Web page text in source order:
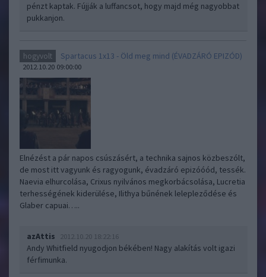
pénzt kaptak. Fújják a luffancsot, hogy majd még nagyobbat
pukkanjon.
hogyvolt Spartacus 1x13 - Öld meg mind (ÉVADZÁRÓ EPIZÓD)
2012.10.20 09:00:00
Elnézést a pár napos csúszásért, a technika sajnos közbeszólt,
de most itt vagyunk és ragyogunk, évadzáró epizóóód, tessék.
Naevia elhurcolása, Crixus nyilvános megkorbácsolása, Lucretia
terhességének kiderülése, Ilithya bűnének lelepleződése és
Glaber capuai…..
azAttis 2012.10.20 18:22:16
Andy Whitfield nyugodjon békében! Nagy alakítás volt igazi
férfimunka.